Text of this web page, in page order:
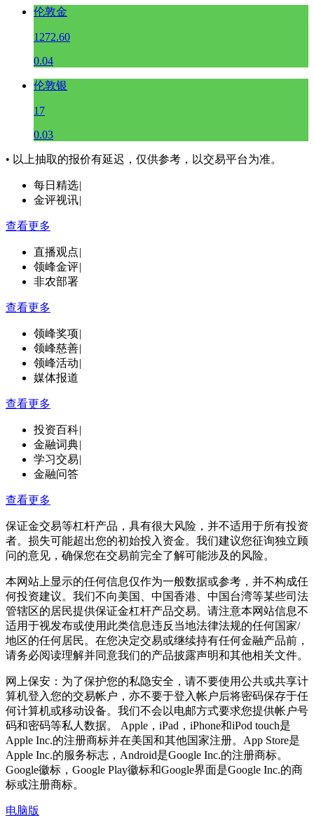
伦敦金
1272.60
0.04
伦敦银
17
0.03
• 以上抽取的报价有延迟，仅供参考，以交易平台为准。
每日精选|
金评视讯|
查看更多
直播观点|
领峰金评|
非农部署
查看更多
领峰奖项|
领峰慈善|
领峰活动|
媒体报道
查看更多
投资百科|
金融词典|
学习交易|
金融问答
查看更多
保证金交易等杠杆产品，具有很大风险，并不适用于所有投资
者。损失可能超出您的初始投入资金。我们建议您征询独立顾
问的意见，确保您在交易前完全了解可能涉及的风险。
本网站上显示的任何信息仅作为一般数据或参考，并不构成任
何投资建议。我们不向美国、中国香港、中国台湾等某些司法
管辖区的居民提供保证金杠杆产品交易。请注意本网站信息不
适用于视发布或使用此类信息违反当地法律法规的任何国家/
地区的任何居民。在您决定交易或继续持有任何金融产品前，
请务必阅读理解并同意我们的产品披露声明和其他相关文件。
网上保安：为了保护您的私隐安全，请不要使用公共或共享计
算机登入您的交易帐户，亦不要于登入帐户后将密码保存于任
何计算机或移动设备。我们不会以电邮方式要求您提供帐户号
码和密码等私人数据。 Apple，iPad，iPhone和iPod touch是
Apple Inc.的注册商标并在美国和其他国家注册。App Store是
Apple Inc.的服务标志，Android是Google Inc.的注册商标。
Google徽标，Google Play徽标和Google界面是Google Inc.的商
标或注册商标。
电脑版